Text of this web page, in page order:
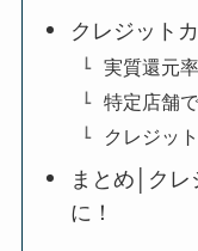
クレジット
実質還元
特定店舗
クレジッ
まとめ│ク
に！